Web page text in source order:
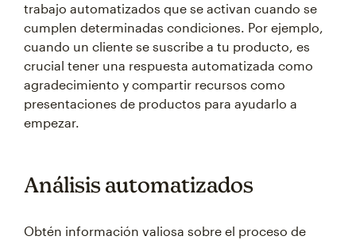
trabajo automatizados que se activan cuando se
cumplen determinadas condiciones. Por ejemplo,
cuando un cliente se suscribe a tu producto, es
crucial tener una respuesta automatizada como
agradecimiento y compartir recursos como
presentaciones de productos para ayudarlo a
empezar.
Análisis automatizados
Obtén información valiosa sobre el proceso de